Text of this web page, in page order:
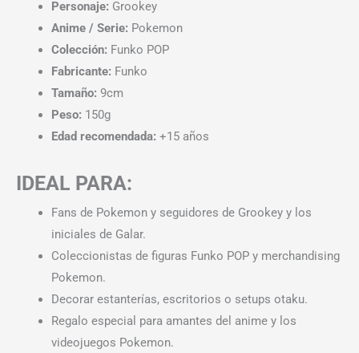
Personaje: Grookey
Anime / Serie: Pokemon
Colección: Funko POP
Fabricante: Funko
Tamaño: 9cm
Peso: 150g
Edad recomendada: +15 años
IDEAL PARA:
Fans de Pokemon y seguidores de Grookey y los
iniciales de Galar.
Coleccionistas de figuras Funko POP y merchandising
Pokemon.
Decorar estanterías, escritorios o setups otaku.
Regalo especial para amantes del anime y los
videojuegos Pokemon.